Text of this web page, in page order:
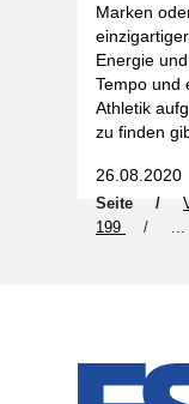
Marken
Energie
Tempo und
Athletik
zu finden
26.08.2020
Seite
199
...